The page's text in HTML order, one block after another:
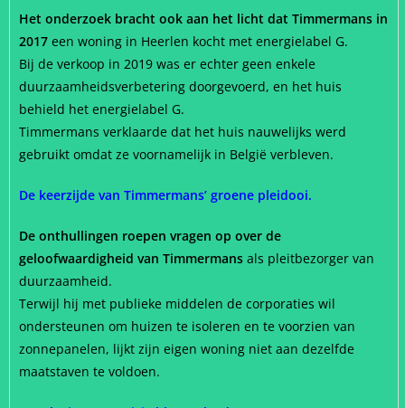
Het onderzoek bracht ook aan het licht dat Timmermans in
2017 een woning in Heerlen kocht met energielabel G.
Bij de verkoop in 2019 was er echter geen enkele
duurzaamheidsverbetering doorgevoerd, en het huis
behield het energielabel G.
Timmermans verklaarde dat het huis nauwelijks werd
gebruikt omdat ze voornamelijk in België verbleven.
De keerzijde van Timmermans’ groene pleidooi.
De onthullingen roepen vragen op over de
geloofwaardigheid van Timmermans als pleitbezorger van
duurzaamheid.
Terwijl hij met publieke middelen de corporaties wil
ondersteunen om huizen te isoleren en te voorzien van
zonnepanelen, lijkt zijn eigen woning niet aan dezelfde
maatstaven te voldoen.